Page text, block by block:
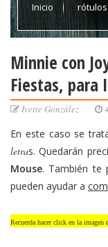
Inicio rótulos
Minnie con
Fiestas, para
Ivette González
En este caso se
letras. Quedarán
Mouse. También te
pueden ayudar a
Recuerda hacer click en la imagen